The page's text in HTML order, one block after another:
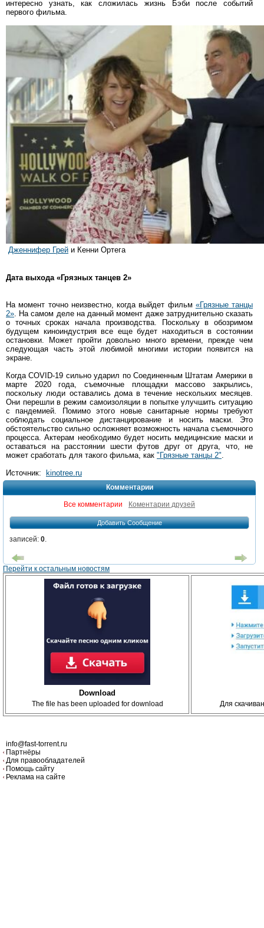
интересно узнать, как сложилась жизнь Бэби после событий
первого фильма.
Дженнифер Грей и Кенни Ортега
Дата выхода «Грязных танцев 2»
На момент точно неизвестно, когда выйдет фильм «Грязные танцы
2» . На самом деле на данный момент даже затруднительно сказать
о точных сроках начала производства. Поскольку в обозримом
будущем киноиндустрия все еще будет находиться в состоянии
остановки. Может пройти довольно много времени, прежде чем
следующая часть этой любимой многими истории появится на
экране.
Когда COVID-19 сильно ударил по Соединенным Штатам Америки в
марте 2020 года, съемочные площадки массово закрылись,
поскольку люди оставались дома в течение нескольких месяцев.
Они перешли в режим самоизоляции в попытке улучшить ситуацию
с пандемией. Помимо этого новые санитарные нормы требуют
соблюдать социальное дистанцирование и носить маски. Это
обстоятельство сильно осложняет возможность начала съемочного
процесса. Актерам необходимо будет носить медицинские маски и
оставаться на расстоянии шести футов друг от друга, что, не
может сработать для такого фильма, как "Грязные танцы 2"
Источник: kinotree.ru
Комментарии
Все комментарии Коментарии друзей
Добавить Сообщение
записей: 0.
Перейти к остальным новостям
Download
The file has been uploaded for download Для
info@fast-torrent.ru
Партнёры
Для правообладателей
Помощь сайту
Реклама на сайте